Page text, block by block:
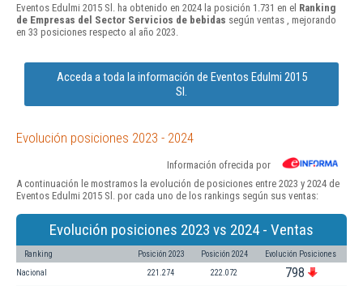
Eventos Edulmi 2015 Sl. ha obtenido en 2024 la posición 1.731 en el Ranking
de Empresas del Sector Servicios de bebidas según ventas , mejorando
en 33 posiciones respecto al año 2023.
Acceda a toda la información de Eventos Edulmi 2015
Sl.
Evolución posiciones 2023 - 2024
Información ofrecida por
A continuación le mostramos la evolución de posiciones entre 2023 y 2024 de
Eventos Edulmi 2015 Sl. por cada uno de los rankings según sus ventas:
Evolución posiciones 2023 vs 2024 - Ventas
Ranking Posición 2023 Posición 2024 Evolución Posiciones
Nacional 221.274 222.072 798